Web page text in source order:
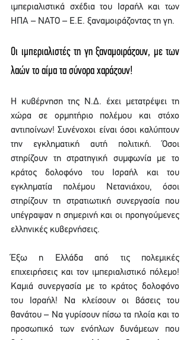
ιμπεριαλιστικά σχέδια του Ισραήλ και των
ΗΠΑ – ΝΑΤΟ – Ε.Ε. ξαναμοιράζοντας τη γη.
Οι ιμπεριαλιστές τη γη ξαναμοιράζουν, με των
λαών το αίμα τα σύνορα χαράζουν!
Η κυβέρνηση της Ν.Δ. έχει μετατρέψει τη
χώρα σε ορμητήριο πολέμου και στόχο
αντιποίνων! Συνένοχοι είναι όσοι καλύπτουν
την εγκληματική αυτή πολιτική. Όσοι
στηρίζουν τη στρατηγική συμφωνία με το
κράτος δολοφόνο του Ισραήλ και του
εγκληματία πολέμου Νετανιάχου, όσοι
στηρίζουν τη στρατιωτική συνεργασία που
υπέγραψαν η σημερινή και οι προηγούμενες
ελληνικές κυβερνήσεις.
Έξω η Ελλάδα από τις πολεμικές
επιχειρήσεις και τον ιμπεριαλιστικό πόλεμο!
Καμιά συνεργασία με το κράτος δολοφόνο
του Ισραήλ! Να κλείσουν οι βάσεις του
θανάτου – Να γυρίσουν πίσω τα πλοία και το
προσωπικό των ενόπλων δυνάμεων που